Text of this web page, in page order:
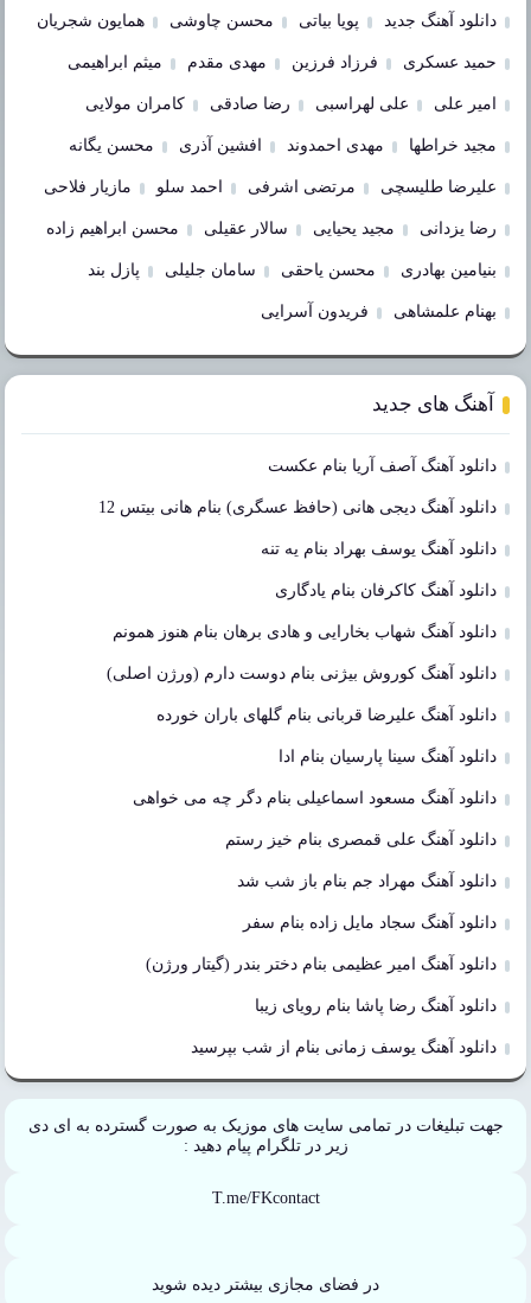
دانلود آهنگ جدید پویا بیاتی محسن چاوشی همایون شجریان
حمید عسکری فرزاد فرزین مهدی مقدم میثم ابراهیمی
امیر علی علی لهراسبی رضا صادقی کامران مولایی
مجید خراطها مهدی احمدوند افشین آذری محسن یگانه
علیرضا طلیسچی مرتضی اشرفی احمد سلو مازیار فلاحی
رضا یزدانی مجید یحیایی سالار عقیلی محسن ابراهیم زاده
بنیامین بهادری محسن یاحقی سامان جلیلی پازل بند
بهنام علمشاهی فریدون آسرایی
آهنگ های جدید
دانلود آهنگ آصف آریا بنام عکست
دانلود آهنگ دیجی هانی (حافظ عسگری) بنام هانی بیتس 12
دانلود آهنگ یوسف بهراد بنام یه تنه
دانلود آهنگ کاکرفان بنام یادگاری
دانلود آهنگ شهاب بخارایی و هادی برهان بنام هنوز همونم
دانلود آهنگ کوروش بیژنی بنام دوست دارم (ورژن اصلی)
دانلود آهنگ علیرضا قربانی بنام گلهای باران خورده
دانلود آهنگ سینا پارسیان بنام ادا
دانلود آهنگ مسعود اسماعیلی بنام دگر چه می خواهی
دانلود آهنگ علی قمصری بنام خیز رستم
دانلود آهنگ مهراد جم بنام باز شب شد
دانلود آهنگ سجاد مایل زاده بنام سفر
دانلود آهنگ امیر عظیمی بنام دختر بندر (گیتار ورژن)
دانلود آهنگ رضا پاشا بنام رویای زیبا
دانلود آهنگ یوسف زمانی بنام از شب بپرسید
جهت تبلیغات در تمامی سایت های موزیک به صورت گسترده به ای دی
زیر در تلگرام پیام دهید :
T.me/FKcontact
در فضای مجازی بیشتر دیده شوید